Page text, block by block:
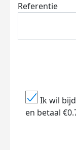
Referentie
Ik wil
en betaal